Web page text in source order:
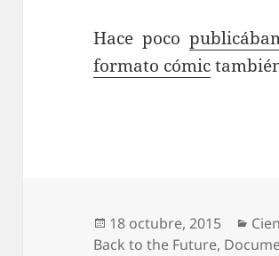
Hace poco
formato cómic
Publicado
el
18 octubre, 2015
Back to the Future,